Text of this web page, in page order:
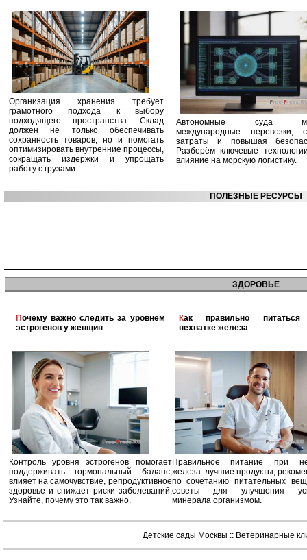
Организация хранения требует
грамотного подхода к выбору
подходящего пространства. Склад
должен не только обеспечивать
сохранность товаров, но и помогать
оптимизировать внутренние процессы,
сокращать издержки и упрощать
работу с грузами.
Автономные суда
международные перевозки,
затраты и повышая
Разберём ключевые
влияние на морскую логистику.
ПОЛЕЗНЫЕ РЕСУРСЫ
ЗДОРОВЬЕ
Почему важно следить за уровнем
эстрогенов у женщин
Контроль уровня эстрогенов помогает
поддерживать гормональный баланс,
влияет на самочувствие, репродуктивное
здоровье и снижает риски заболеваний.
Узнайте, почему это так важно.
Как правильно питаться при
нехватке железа
Правильное питание при
железа: лучшие продукты,
по сочетанию питательных
советы для улучшения
минерала организмом.
Детские сады Москвы :: Ветеринарные